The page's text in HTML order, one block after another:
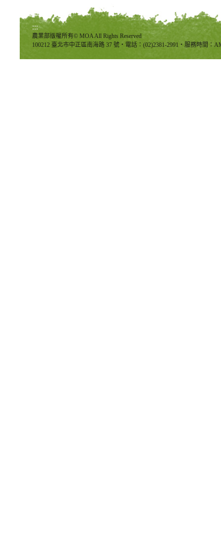
:::
農業部版權所有© MOA All Rights Reserved
100212 臺北市中正區南海路 37 號‧電話：(02)2381-2991‧服務時間：